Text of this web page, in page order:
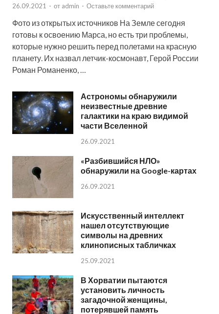
26.09.2021 - от admin - Оставьте комментарий
Фото из открытых источников На Земле сегодня
готовы к освоению Марса, но есть три проблемы,
которые нужно решить перед полетами на красную
планету. Их назвал летчик-космонавт, Герой России
Роман Романенко, …
Астрономы обнаружили
неизвестные древние
галактики на краю видимой
части Вселенной
26.09.2021
«Разбившийся НЛО»
обнаружили на Google-картах
26.09.2021
Искусственный интеллект
нашел отсутствующие
символы на древних
клинописных табличках
25.09.2021
В Хорватии пытаются
установить личность
загадочной женщины,
потерявшей память